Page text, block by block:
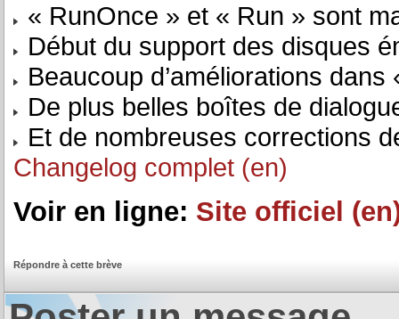
« RunOnce » et « Run » sont
Début du support des disques
Beaucoup d’améliorations dans
De plus belles boîtes de
Et de nombreuses corrections
Changelog complet (en)
Voir en ligne: Site officiel
Répondre à cette brève